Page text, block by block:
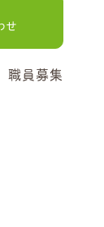
せ
職員募集